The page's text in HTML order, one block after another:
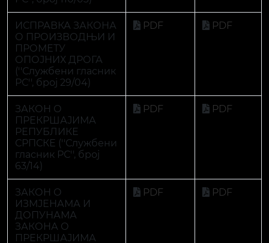
ЗАКОН О
ИЗМЈЕНАМА И
ДОПУНАМА
ЗАКОНА О
ПРЕКРШАЈИМА
РЕПУБЛИКЕ
СРПСКЕ (''Службени
гласник РС'', број
100/17)
PDF PDF
ЗАКОН О
ИЗМЈЕНАМА И
ДОПУНАМА
ЗАКОНА О
ПРЕКРШАЈИМА
РЕПУБЛИКЕ
СРПСКЕ (''Службени
гласник РС'', број
110/16)